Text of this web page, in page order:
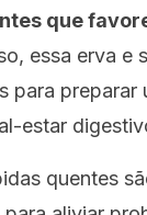
que
essa erva e
para preparar
estar
quentes